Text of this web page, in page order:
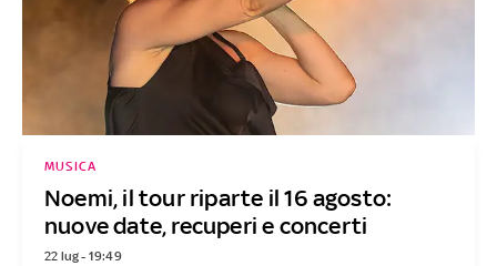
Noemi, il tour riparte il 16 agosto:
nuove date, recuperi e concerti
MUSICA
22 lug - 19:49